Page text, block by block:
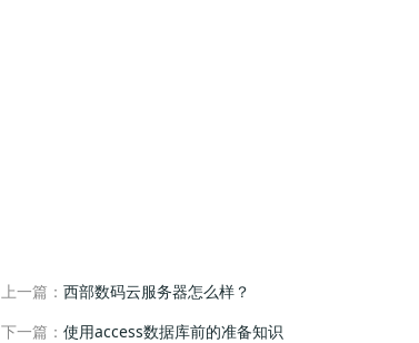
上一篇： 西部数码云服务器怎么样？
下一篇： 使用access数据库前的准备知识